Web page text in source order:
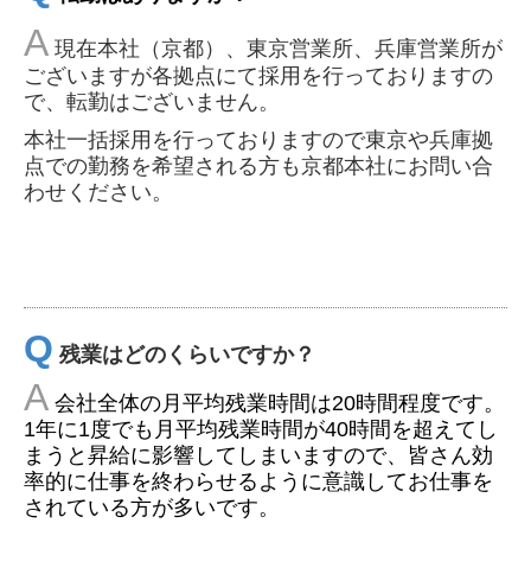
A 現在本社（京都）、東京営業所、兵庫営業所が
ございますが各拠点にて採用を行っておりますの
で、転勤はございません。
本社一括採用を行っておりますので東京や兵庫拠
点での勤務を希望される方も京都本社にお問い合
わせください。
Q 残業はどのくらいですか？
A 会社全体の月平均残業時間は20時間程度です。
1年に1度でも月平均残業時間が40時間を超えてし
まうと昇給に影響してしまいますので、皆さん効
率的に仕事を終わらせるように意識してお仕事を
されている方が多いです。